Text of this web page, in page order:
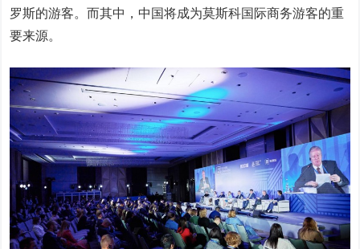
罗斯的游客。而其中，中国将成为莫斯科国际商务游客的重
要来源。